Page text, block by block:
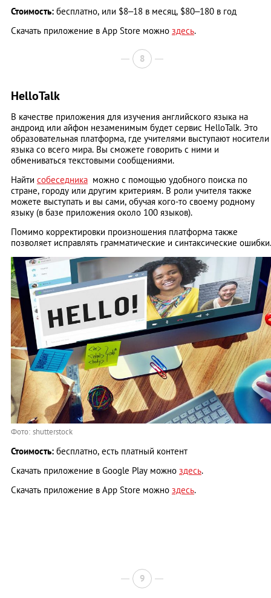
Стоимость: бесплатно, или $8–18 в месяц, $80–180 в год
Скачать приложение в App Store можно здесь.
8
HelloTalk
В качестве приложения для изучения английского языка на
андроид или айфон незаменимым будет сервис HelloTalk. Это
образовательная платформа, где учителями выступают носители
языка со всего мира. Вы сможете говорить с ними и
обмениваться текстовыми сообщениями.
Найти собеседника можно с помощью удобного поиска по
стране, городу или другим критериям. В роли учителя также
можете выступать и вы сами, обучая кого-то своему родному
языку (в базе приложения около 100 языков).
Помимо корректировки произношения платформа также
позволяет исправлять грамматические и синтаксические ошибки.
Фото: shutterstock
Стоимость: бесплатно, есть платный контент
Скачать приложение в Google Play можно здесь.
Скачать приложение в App Store можно здесь.
9